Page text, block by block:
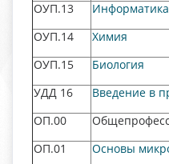
ОУП.13
Информатика
ОУП.14
Химия
ОУП.15
Биология
УДД 16
Введение в
ОП.00
ОП.01
Основы